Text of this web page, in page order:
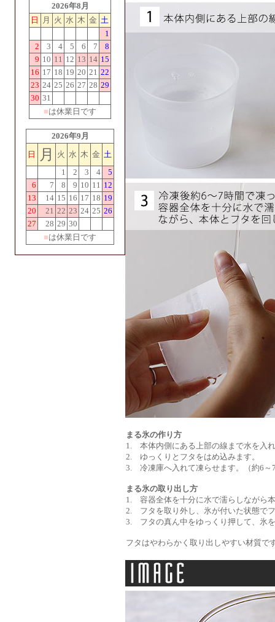
2026年8月
日
月 火 水 木 金 土
1
2
3 4 5 6 7
8
9 10 11 12 13 14 15
16 17 18 19 20 21 22
23 24 25 26 27 28 29
30 31
■は休業日です
2026年9月
日
月 火 水 木 金 土
1
2 3 4
5
6
7 8 9 10 11 12
13
14 15 16 17 18 19
20
21 22 23 24 25 26
27
28 29 30
■は休業日です
まる氷の作り方
1. 本体内側にある上部の線まで水を入
2. ゆっくりとフタをはめ込みます。
3. 冷凍庫へ入れて凍らせます。（約6～
まる氷の取り出し方
1. 容器全体を十分に水で濡らしながら
2. フタを取り外し、氷が付いた状態で
3. フタの真ん中をゆっくり押して、氷
フタはやわらかく取り出しやすい材質で